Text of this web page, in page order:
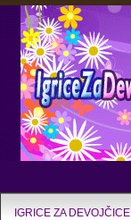
IGRICE ZA DEVOJČICE